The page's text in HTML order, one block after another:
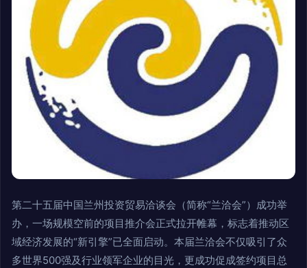
第二十五届中国兰州投资贸易洽谈会（简称“兰洽会”）成功举
办，一场规模空前的项目推介会正式拉开帷幕，标志着推动区
域经济发展的“新引擎”已全面启动。本届兰洽会不仅吸引了众
多世界500强及行业领军企业的目光，更成功促成签约项目总